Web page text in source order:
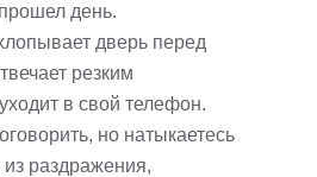
день.
дверь перед
резким
в свой телефон.
но натыкаетесь
из раздражения,